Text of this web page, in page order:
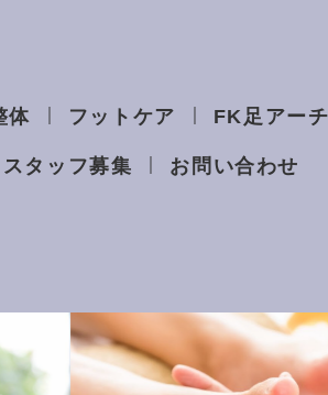
体 フットケア FK足アー
スタッフ募集 お問い合わせ